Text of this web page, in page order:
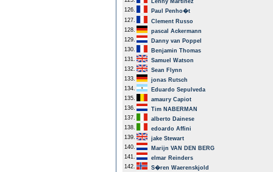
Lenny Martinez
126.
Paul Penho�t
127.
Clement Russo
128.
pascal Ackermann
129.
Danny van Poppel
130.
Benjamin Thomas
131.
Samuel Watson
132.
Sean Flynn
133.
jonas Rutsch
134.
Eduardo Sepulveda
135.
amaury Capiot
136.
Tim NABERMAN
137.
alberto Dainese
138.
edoardo Affini
139.
jake Stewart
140.
Marijn VAN DEN BERG
141.
elmar Reinders
142.
S�ren Waerenskjold